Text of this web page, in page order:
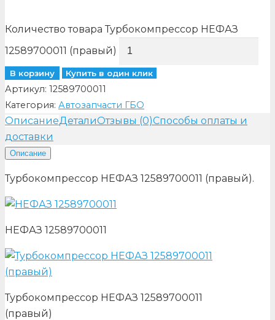
Количество товара Турбокомпрессор НЕФАЗ
12589700011 (правый)
В корзину Купить в один клик
Артикул: 12589700011
Категория: Автозапчасти ГБО
ОписаниеДеталиОтзывы (0)Способы оплаты и
доставки
Описание
Турбокомпрессор НЕФАЗ 12589700011 (правый).
НЕФАЗ 12589700011
Турбокомпрессор НЕФАЗ 12589700011
(правый)